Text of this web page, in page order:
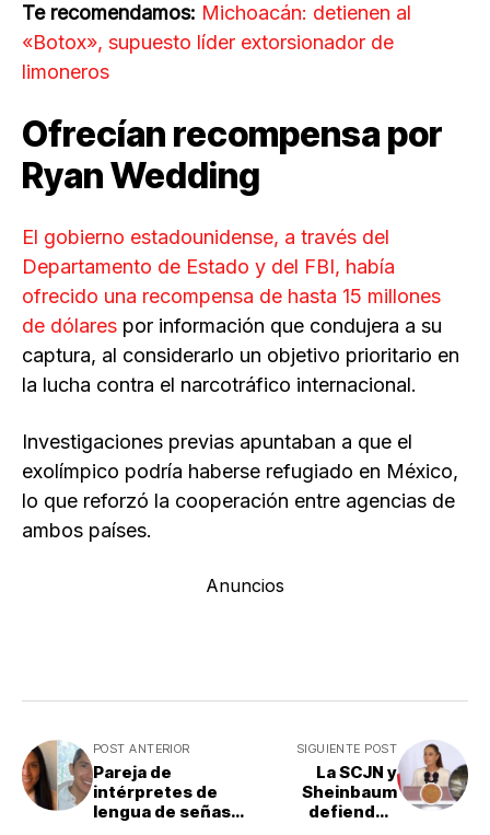
Te recomendamos: Michoacán: detienen al
«Botox», supuesto líder extorsionador de
limoneros
Ofrecían recompensa por
Ryan Wedding
El gobierno estadounidense, a través del
Departamento de Estado y del FBI, había
ofrecido una recompensa de hasta 15 millones
de dólares por información que condujera a su
captura, al considerarlo un objetivo prioritario en
la lucha contra el narcotráfico internacional.
Investigaciones previas apuntaban a que el
exolímpico podría haberse refugiado en México,
lo que reforzó la cooperación entre agencias de
ambos países.
Anuncios
POST ANTERIOR
Pareja de
intérpretes de
lengua de señas y
SIGUIENTE POST
La SCJN y
Sheinbaum
defienden